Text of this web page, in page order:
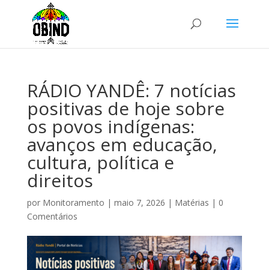
RÁDIO YANDÊ: 7 notícias
positivas de hoje sobre
os povos indígenas:
avanços em educação,
cultura, política e
direitos
por Monitoramento | maio 7, 2026 | Matérias | 0
Comentários